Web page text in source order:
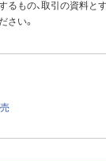
るもの、取引の資料と
さい。